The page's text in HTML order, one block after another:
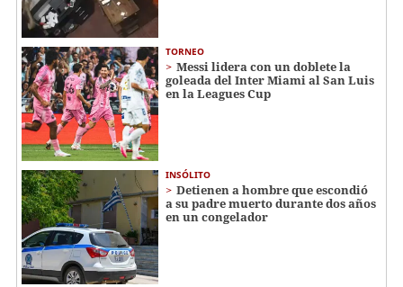
TORNEO
Messi lidera con un doblete la
goleada del Inter Miami al San Luis
en la Leagues Cup
INSÓLITO
Detienen a hombre que escondió
a su padre muerto durante dos años
en un congelador